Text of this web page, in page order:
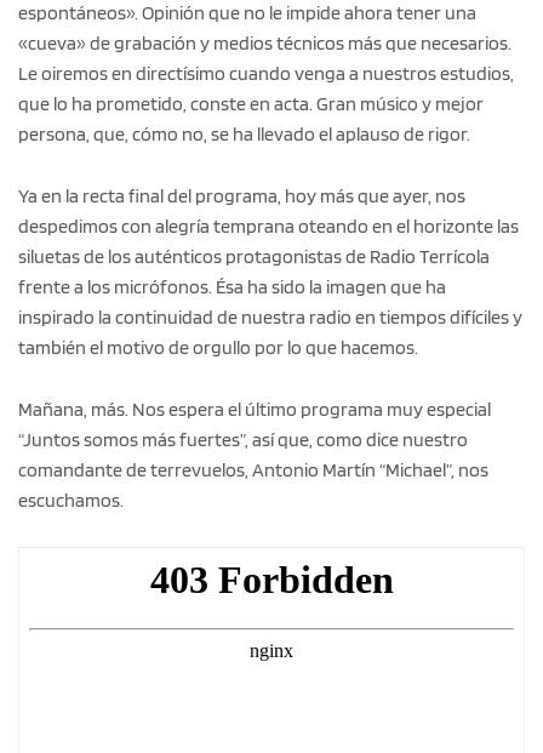
espontáneos». Opinión que no le impide ahora tener una
«cueva» de grabación y medios técnicos más que necesarios.
Le oiremos en directísimo cuando venga a nuestros estudios,
que lo ha prometido, conste en acta. Gran músico y mejor
persona, que, cómo no, se ha llevado el aplauso de rigor.
Ya en la recta final del programa, hoy más que ayer, nos
despedimos con alegría temprana oteando en el horizonte las
siluetas de los auténticos protagonistas de Radio Terrícola
frente a los micrófonos. Ésa ha sido la imagen que ha
inspirado la continuidad de nuestra radio en tiempos difíciles y
también el motivo de orgullo por lo que hacemos.
Mañana, más. Nos espera el último programa muy especial
“Juntos somos más fuertes”, así que, como dice nuestro
comandante de terrevuelos, Antonio Martín “Michael”, nos
escuchamos.